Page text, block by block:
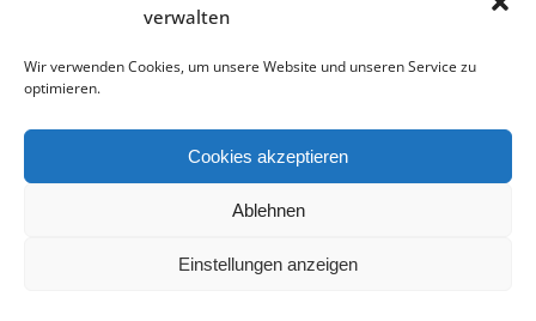
verwalten
Wir verwenden Cookies, um unsere Website und unseren Service zu
optimieren.
Cookies akzeptieren
Ablehnen
Einstellungen anzeigen